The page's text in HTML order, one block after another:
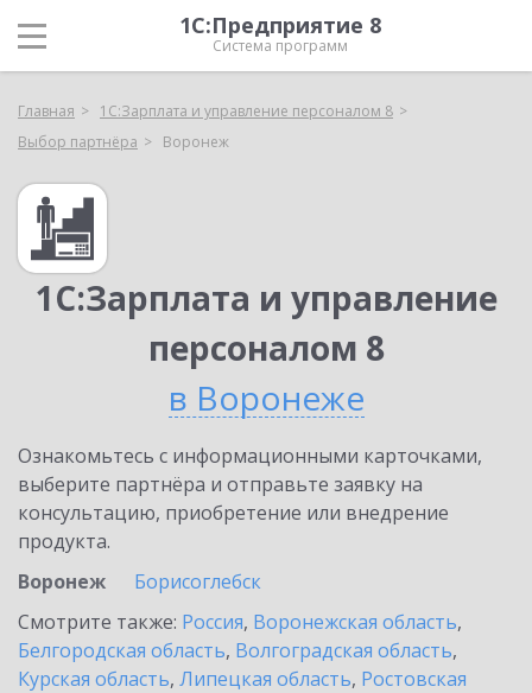
1С:Предприятие 8
Система программ
Главная
1С:Зарплата и управление персоналом 8
Выбор партнёра
Воронеж
1С:Зарплата и управление
персоналом 8
в Воронеже
Ознакомьтесь с информационными карточками,
выберите партнёра и отправьте заявку на
консультацию, приобретение или внедрение
продукта.
Воронеж
Борисоглебск
Смотрите также: Россия, Воронежская область,
Белгородская область, Волгоградская область,
Курская область, Липецкая область, Ростовская